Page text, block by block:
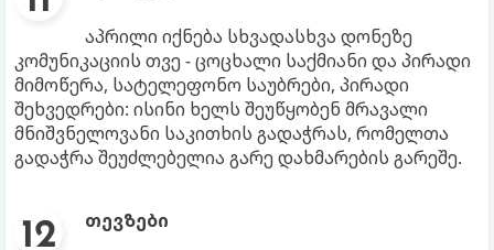
აპრილი იქნება სხვადასხვა დონეზე
კომუნიკაციის თვე - ცოცხალი საქმიანი და პირადი
მიმოწერა, სატელეფონო საუბრები, პირადი
შეხვედრები: ისინი ხელს შეუწყობენ მრავალი
მნიშვნელოვანი საკითხის გადაჭრას, რომელთა
გადაჭრა შეუძლებელია გარე დახმარების გარეშე.
თევზები